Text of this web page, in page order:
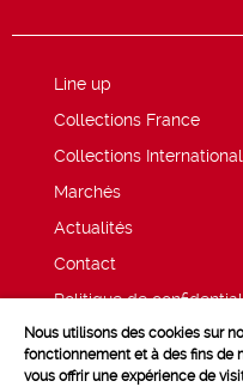
Line up
Collections France
Collections
Marchés
Actualités
Contact
Politique de
Mentions légales
Nous utilisons des cookies sur
fonctionnement et à des fins de
vous offrir une expérience de